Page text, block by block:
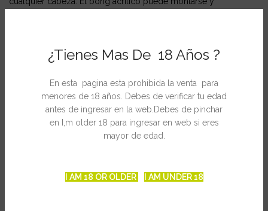
¿Tienes Mas De 18 Años ?
En esta pagina esta prohibida la venta para
menores de 18 años. Debes de verificar tu edad
antes de ingresar en la web.Debes de pinchar
en I,m older 18 para ingresar en web si eres
mayor de edad.
I AM 18 OR OLDER I AM UNDER 18
INFORMACIÓN ADICIONAL